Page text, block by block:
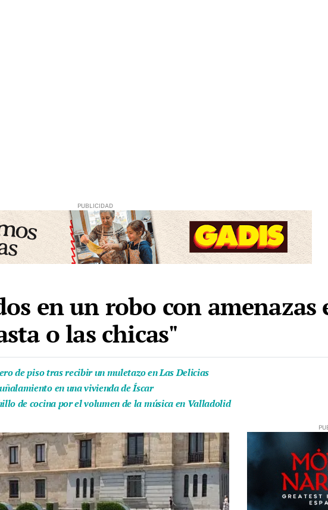
en un robo con amenazas
o las chicas"
de piso tras recibir un muletazo en Las Delicias
en una vivienda de Íscar
de cocina por el volumen de la música en Valladolid